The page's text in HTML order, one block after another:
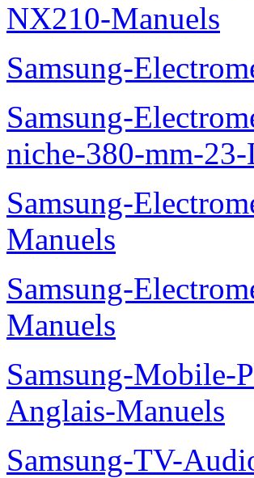
NX210-Manuels
Samsung-
Samsung-
niche-380-mm-
Samsung-
Manuels
Samsung-
Manuels
Samsung-Mobile-
Anglais-Manuels
Samsung-TV-